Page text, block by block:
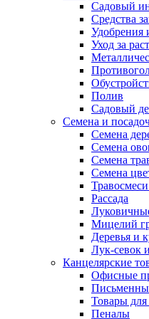
Садовый
Средства
Удобрения
Уход за
Полив
Садовый
Семена и
Семена
Семена
Семена
Семена
Рассада
Мицелий
Деревья и
Лук-севок
Канцелярские
Офисные
Товары для
Пеналы